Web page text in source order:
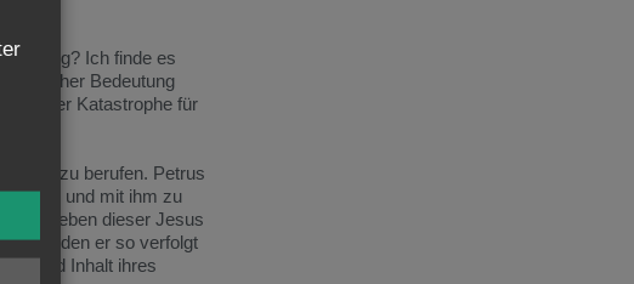
wichtig? Ich finde es
Bedeutung
zu einer Katastrophe für
dazu berufen. Petrus
und mit ihm zu
eben dieser Jesus
den er so verfolgt
und Inhalt ihres